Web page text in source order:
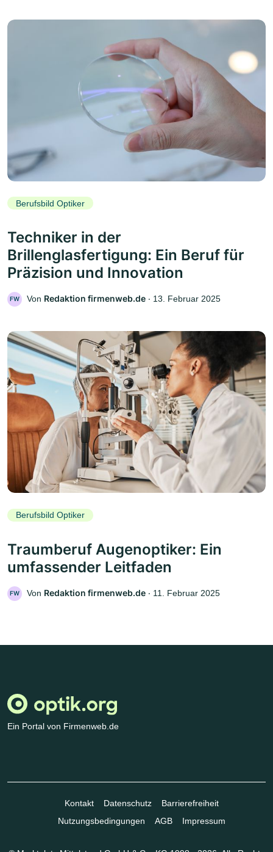
Berufsbild Optiker
Techniker in der
Brillenglasfertigung: Ein Beruf für
Präzision und Innovation
FW Von Redaktion firmenweb.de ‧ 13. Februar 2025
Berufsbild Optiker
Traumberuf Augenoptiker: Ein
umfassender Leitfaden
FW Von Redaktion firmenweb.de ‧ 11. Februar 2025
Ein Portal von Firmenweb.de
Kontakt Datenschutz
Barrierefreiheit
Nutzungsbedingungen
AGB Impressum